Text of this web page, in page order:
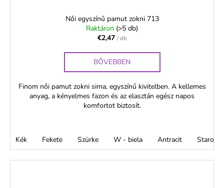
Női egyszínű pamut zokni 713
Raktáron (>5 db)
€2,47 / db
BŐVEBBEN
Finom női pamut zokni sima, egyszínű kivitelben. A kellemes
anyag, a kényelmes fazon és az elasztán egész napos
komfortot biztosít.
Kék Fekete Szürke W - biela Antracit